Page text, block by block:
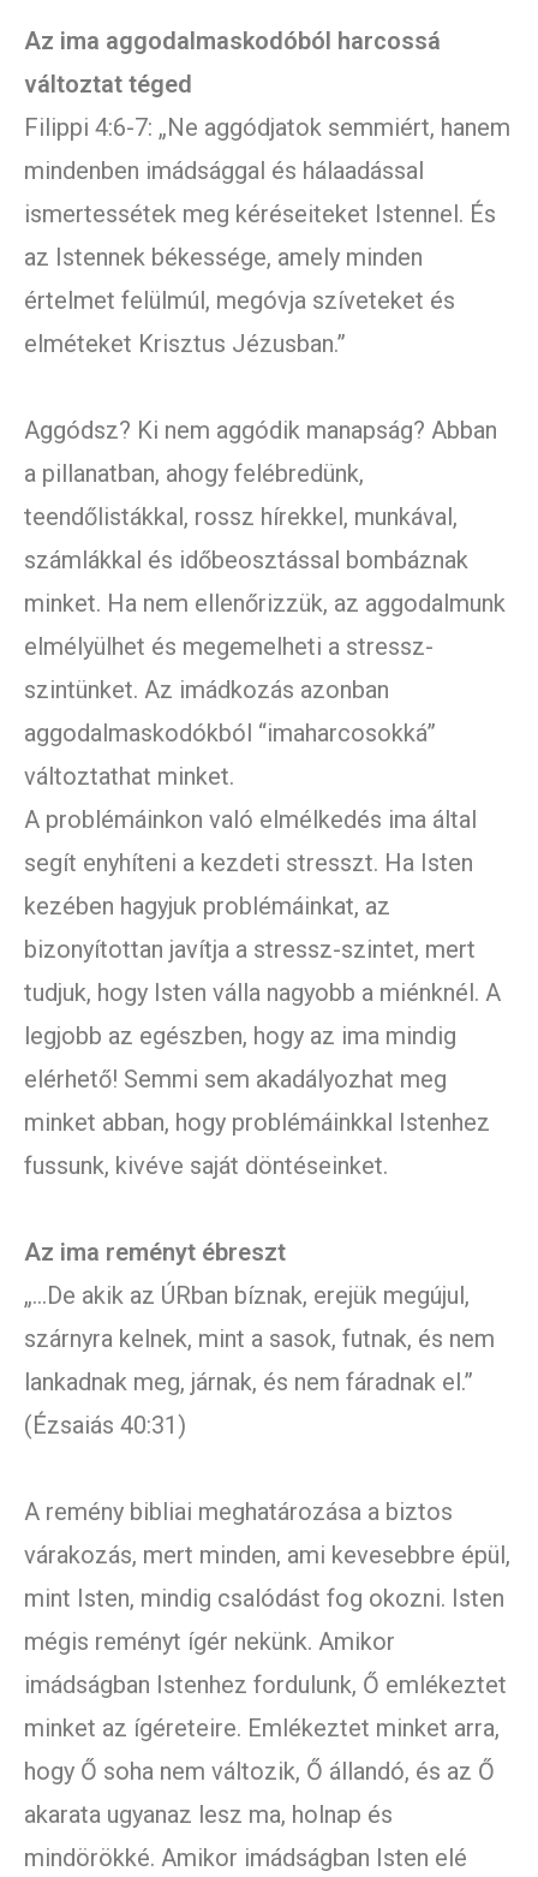
Az ima aggodalmaskodóból harcossá
változtat téged
Filippi 4:6-7: „Ne aggódjatok semmiért, hanem
mindenben imádsággal és hálaadással
ismertessétek meg kéréseiteket Istennel. És
az Istennek békessége, amely minden
értelmet felülmúl, megóvja szíveteket és
elméteket Krisztus Jézusban.”
Aggódsz? Ki nem aggódik manapság? Abban
a pillanatban, ahogy felébredünk,
teendőlistákkal, rossz hírekkel, munkával,
számlákkal és időbeosztással bombáznak
minket. Ha nem ellenőrizzük, az aggodalmunk
elmélyülhet és megemelheti a stressz-
szintünket. Az imádkozás azonban
aggodalmaskodókból “imaharcosokká”
változtathat minket.
A problémáinkon való elmélkedés ima által
segít enyhíteni a kezdeti stresszt. Ha Isten
kezében hagyjuk problémáinkat, az
bizonyítottan javítja a stressz-szintet, mert
tudjuk, hogy Isten válla nagyobb a miénknél. A
legjobb az egészben, hogy az ima mindig
elérhető! Semmi sem akadályozhat meg
minket abban, hogy problémáinkkal Istenhez
fussunk, kivéve saját döntéseinket.
Az ima reményt ébreszt
„…De akik az ÚRban bíznak, erejük megújul,
szárnyra kelnek, mint a sasok, futnak, és nem
lankadnak meg, járnak, és nem fáradnak el.”
(Ézsaiás 40:31)
A remény bibliai meghatározása a biztos
várakozás, mert minden, ami kevesebbre épül,
mint Isten, mindig csalódást fog okozni. Isten
mégis reményt ígér nekünk. Amikor
imádságban Istenhez fordulunk, Ő emlékeztet
minket az ígéreteire. Emlékeztet minket arra,
hogy Ő soha nem változik, Ő állandó, és az Ő
akarata ugyanaz lesz ma, holnap és
mindörökké. Amikor imádságban Isten elé